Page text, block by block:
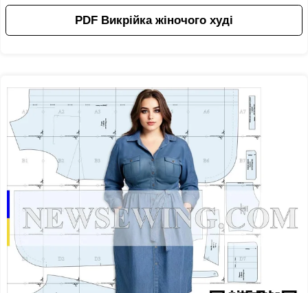
PDF Викрійка жіночого худі